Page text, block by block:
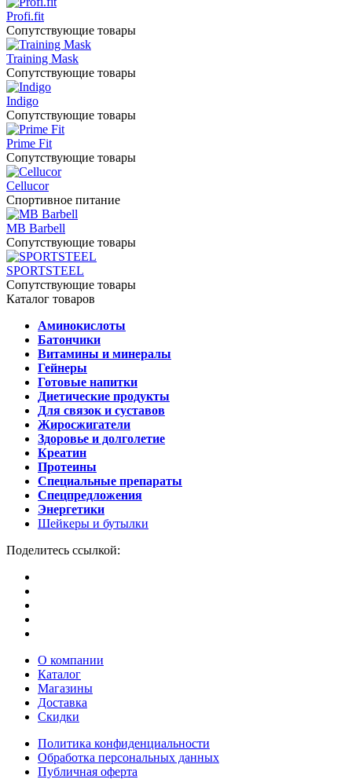
Profi.fit
Сопутствующие товары
Training Mask
Сопутствующие товары
Indigo
Сопутствующие товары
Prime Fit
Сопутствующие товары
Cellucor
Спортивное питание
MB Barbell
Сопутствующие товары
SPORTSTEEL
Сопутствующие товары
Каталог товаров
Аминокислоты
Батончики
Витамины и минералы
Гейнеры
Готовые напитки
Диетические продукты
Для связок и суставов
Жиросжигатели
Здоровье и долголетие
Креатин
Протеины
Специальные препараты
Спецпредложения
Энергетики
Шейкеры и бутылки
Поделитесь ссылкой:
О компании
Каталог
Магазины
Доставка
Скидки
Политика конфиденциальности
Обработка персональных данных
Публичная оферта